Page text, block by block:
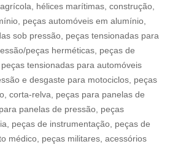
hélices marítimas, construção,
peças automóveis em alumínio,
sob pressão, peças tensionadas para
peças herméticas, peças de
tensionadas para automóveis
e desgaste para motociclos, peças
corta-relva, peças para panelas de
panelas de pressão, peças
peças de instrumentação, peças de
médico, peças militares, acessórios